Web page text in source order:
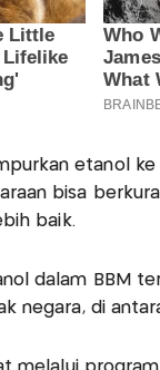
etanol ke
bisa
baik.
dalam BBM
negara, di